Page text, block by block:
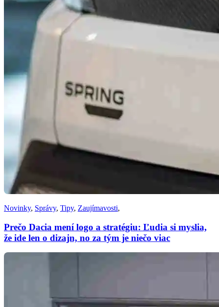
Novinky, Správy, Tipy, Zaujímavosti,
Prečo Dacia mení logo a stratégiu: Ľudia si myslia,
že ide len o dizajn, no za tým je niečo viac